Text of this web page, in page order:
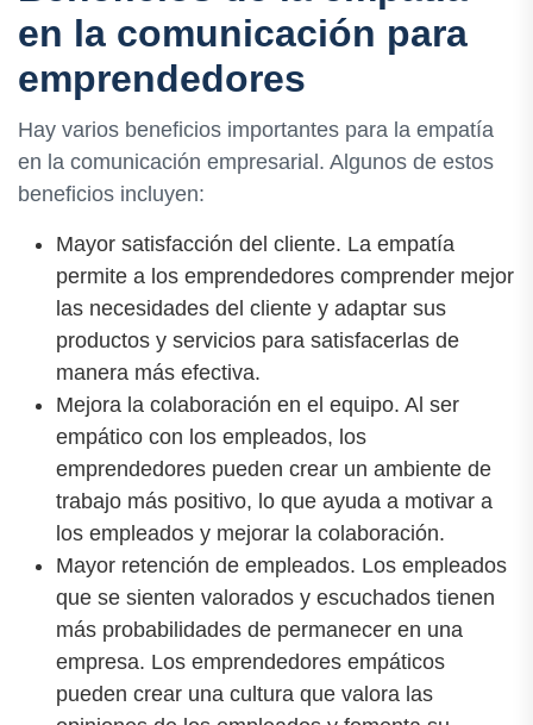
en la comunicación para
emprendedores
Hay varios beneficios importantes para la empatía
en la comunicación empresarial. Algunos de estos
beneficios incluyen:
Mayor satisfacción del cliente. La empatía
permite a los emprendedores comprender mejor
las necesidades del cliente y adaptar sus
productos y servicios para satisfacerlas de
manera más efectiva.
Mejora la colaboración en el equipo. Al ser
empático con los empleados, los
emprendedores pueden crear un ambiente de
trabajo más positivo, lo que ayuda a motivar a
los empleados y mejorar la colaboración.
Mayor retención de empleados. Los empleados
que se sienten valorados y escuchados tienen
más probabilidades de permanecer en una
empresa. Los emprendedores empáticos
pueden crear una cultura que valora las